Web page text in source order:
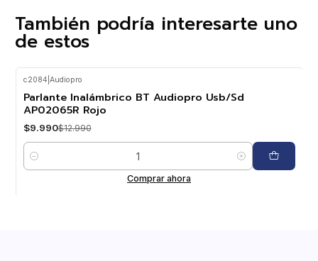
También podría interesarte uno
de estos
c2084 Audiopro
Parlante Inalámbrico BT Audiopro Usb/Sd
AP02065R Rojo
$9.990$12.990
Cantidad
Comprar ahora